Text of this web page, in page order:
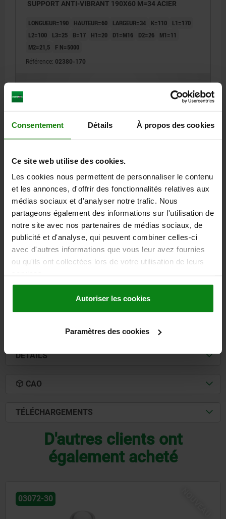
Consentement Détails À propos des cookies
Ce site web utilise des cookies.
Les cookies nous permettent de personnaliser le contenu
et les annonces, d'offrir des fonctionnalités relatives aux
médias sociaux et d'analyser notre trafic. Nous
partageons également des informations sur l'utilisation de
notre site avec nos partenaires de médias sociaux, de
publicité et d'analyse, qui peuvent combiner celles-ci
avec d'autres informations que vous leur avez fournies
ou qu'ils ont collectées lors de votre utilisation de leurs
Autoriser les cookies
Paramètres des cookies
SUPPORT ANTI-VIBRANT 190X60 M=34 ACIER
LONGUEUR=190 HAUTEUR=60 LARGEUR=34 K=110
L1=170
L2=100
L3=25 B=17 H1=20 D1=M16 D2=26
M1=11
M2=21,5
F N=5000
Référence: 02380-170
DÉTAILS
SUPPORT ANTI-VIBRANT 315X50 M=24 ACIER
LONGUEUR=315 HAUTEUR=50 LARGEUR=24 K=80 L1=300
L2=100 L3=30 L4=160 B=13 H1=25 D1=M10 D2=20
M1=6
M2=14 R=15 F N=2500
hors frais d’envoi
DÉTAILS
CAO
TÉLÉCHARGEMENTS
D'autres clients ont
également acheté
03072-30